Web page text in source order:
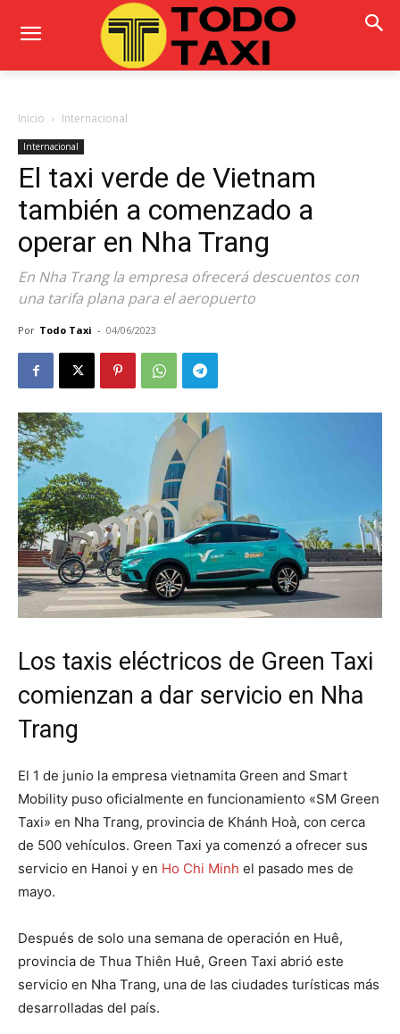
Inicio Internacional
Internacional
El taxi verde de Vietnam
también a comenzado a
operar en Nha Trang
En Nha Trang la empresa ofrecerá descuentos con
una tarifa plana para el aeropuerto
Por Todo Taxi - 04/06/2023
Los taxis eléctricos de Green Taxi
comienzan a dar servicio en Nha
Trang
El 1 de junio la empresa vietnamita Green and Smart
Mobility puso oficialmente en funcionamiento «SM Green
Taxi» en Nha Trang, provincia de Khánh Hoà, con cerca
de 500 vehículos. Green Taxi ya comenzó a ofrecer sus
servicio en Hanoi y en Ho Chi Minh el pasado mes de
mayo.
Después de solo una semana de operación en Huê,
provincia de Thua Thiên Huê, Green Taxi abrió este
servicio en Nha Trang, una de las ciudades turísticas más
desarrolladas del país.